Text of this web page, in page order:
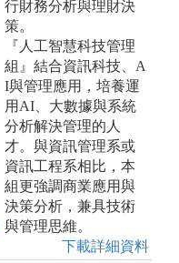
行財務分析與理財決
策。
『人工智慧科技管理
組』結合資訊科技、A
I與管理應用，培養運
用AI、大數據與系統
分析解決管理的人
才。與資訊管理系或
資訊工程系相比，本
組更強調商業應用與
決策分析，兼具技術
與管理思維。
下載詳細資料